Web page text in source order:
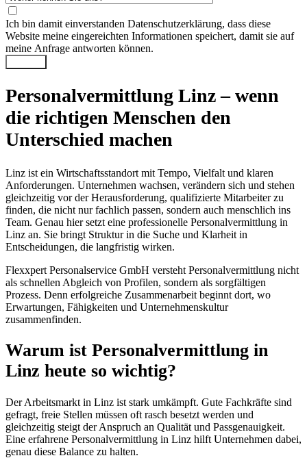
Ich bin damit einverstanden Datenschutzerklärung, dass diese
Website meine eingereichten Informationen speichert, damit sie auf
meine Anfrage antworten können.
Personalvermittlung Linz – wenn
die richtigen Menschen den
Unterschied machen
Linz ist ein Wirtschaftsstandort mit Tempo, Vielfalt und klaren
Anforderungen. Unternehmen wachsen, verändern sich und stehen
gleichzeitig vor der Herausforderung, qualifizierte Mitarbeiter zu
finden, die nicht nur fachlich passen, sondern auch menschlich ins
Team. Genau hier setzt eine professionelle Personalvermittlung in
Linz an. Sie bringt Struktur in die Suche und Klarheit in
Entscheidungen, die langfristig wirken.
Flexxpert Personalservice GmbH versteht Personalvermittlung nicht
als schnellen Abgleich von Profilen, sondern als sorgfältigen
Prozess. Denn erfolgreiche Zusammenarbeit beginnt dort, wo
Erwartungen, Fähigkeiten und Unternehmenskultur
zusammenfinden.
Warum ist Personalvermittlung in
Linz heute so wichtig?
Der Arbeitsmarkt in Linz ist stark umkämpft. Gute Fachkräfte sind
gefragt, freie Stellen müssen oft rasch besetzt werden und
gleichzeitig steigt der Anspruch an Qualität und Passgenauigkeit.
Eine erfahrene Personalvermittlung in Linz hilft Unternehmen dabei,
genau diese Balance zu halten.